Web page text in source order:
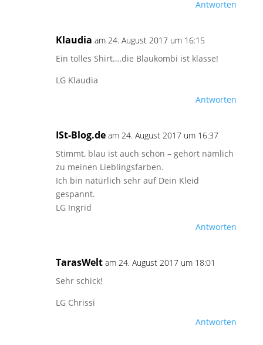
Antworten
Klaudia am 24. August 2017 um 16:15
Ein tolles Shirt….die Blaukombi ist klasse!
LG Klaudia
Antworten
ISt-Blog.de am 24. August 2017 um 16:37
Stimmt, blau ist auch schön – gehört nämlich
zu meinen Lieblingsfarben.
Ich bin natürlich sehr auf Dein Kleid
gespannt.
LG Ingrid
Antworten
TarasWelt am 24. August 2017 um 18:01
Sehr schick!
LG Chrissi
Antworten